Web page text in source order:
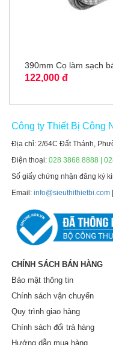
390mm Cọ làm sạch
122,000 đ
Công ty Thiết Bị Công
Địa chỉ: 2/64C Đất Thánh,
Điện thoại:028 3868 8888 |
Số giấy chứng nhận đăng ký
Email:info@sieuthithietbi.com
CHÍNH SÁCH BÁN HÀNG
Bảo mật thông tin
Chính sách vận chuyển
Quy trình giao hàng
Chính sách đổi trả hàng
Hướng dẫn mua hàng